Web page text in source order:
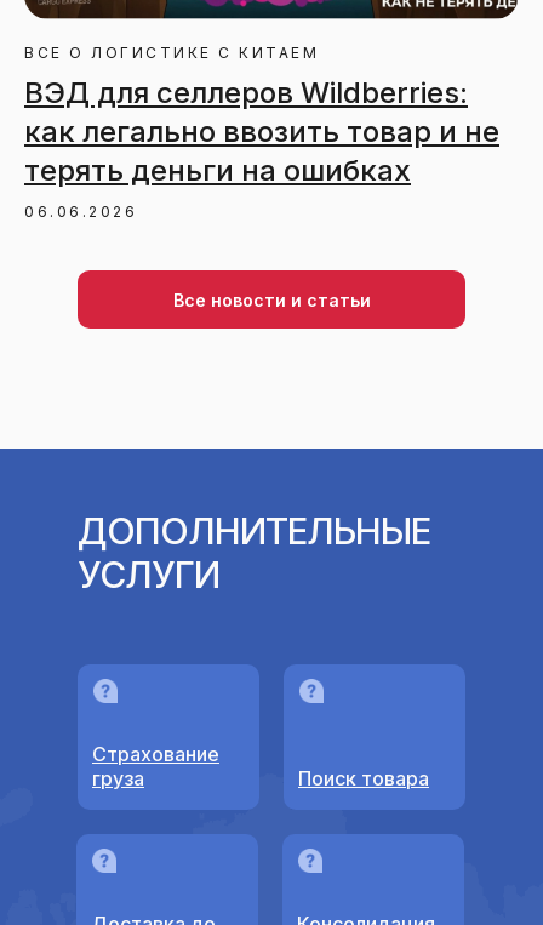
ВСЕ О ЛОГИСТИКЕ С КИТАЕМ
ВЭД для селлеров Wildberries:
как легально ввозить товар и не
терять деньги на ошибках
06.06.2026
Все новости и статьи
Поиск товара
Страхование
груза
ДОПОЛНИТЕЛЬНЫЕ
УСЛУГИ